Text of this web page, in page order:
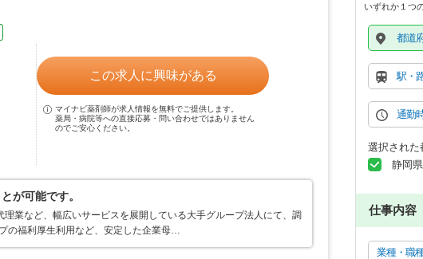
この求人に興味がある
マイナビ薬剤師が求人情報を無料でご提供します。
薬局・病院等への直接応募・問い合わせではありません
のでご安心ください。
が可能です。
業など、幅広いサービスを展開している大手グループ法人にて、調
の福利厚生利用など、安定した企業母…
いずれか１つ
都道
駅・
通勤
選択された
静岡県
仕事内容
業種・職